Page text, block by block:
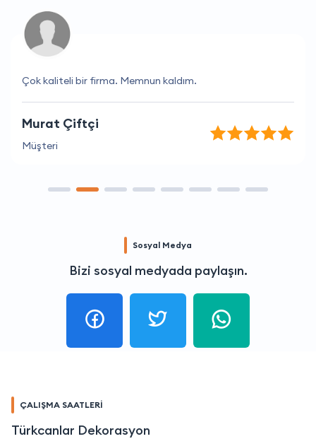
Çok kaliteli bir firma. Memnun kaldım.
Murat Çiftçi
Müşteri
Sosyal Medya
Bizi sosyal medyada paylaşın.
ÇALIŞMA SAATLERİ
Türkcanlar Dekorasyon